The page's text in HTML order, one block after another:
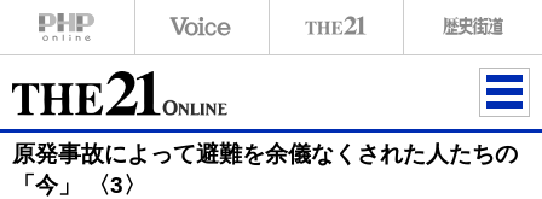
ME
NU
原発事故によって避難を余儀なくされた人たちの
「今」 〈3〉